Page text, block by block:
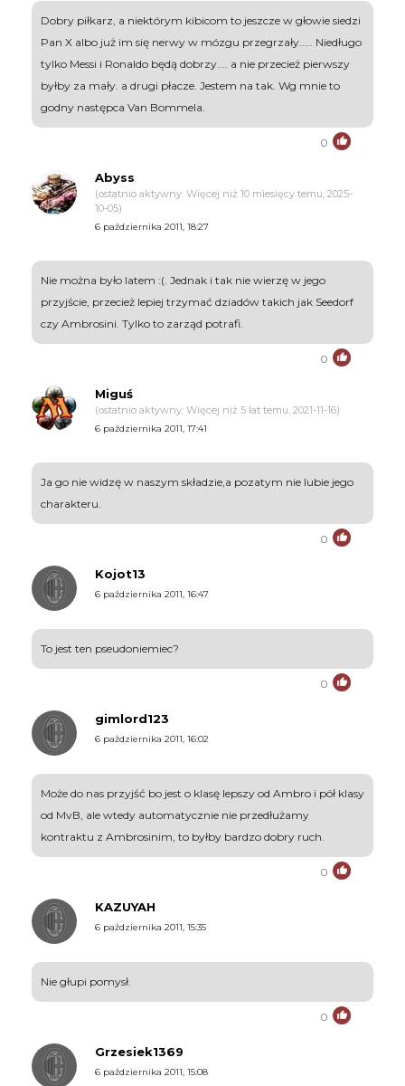
Dobry piłkarz, a niektórym kibicom to jeszcze w głowie siedzi
Pan X albo już im się nerwy w mózgu przegrzały..... Niedługo
tylko Messi i Ronaldo będą dobrzy.... a nie przecież pierwszy
byłby za mały. a drugi płacze. Jestem na tak. Wg mnie to
godny następca Van Bommela.
0
Abyss
(ostatnio aktywny: Więcej niż 10 miesięcy temu, 2025-
10-05)
6 października 2011, 18:27
Nie można było latem :(. Jednak i tak nie wierzę w jego
przyjście, przecież lepiej trzymać dziadów takich jak Seedorf
czy Ambrosini. Tylko to zarząd potrafi.
0
Miguś
(ostatnio aktywny: Więcej niż 5 lat temu, 2021-11-16)
6 października 2011, 17:41
Ja go nie widzę w naszym składzie,a pozatym nie lubie jego
charakteru.
0
Kojot13
6 października 2011, 16:47
To jest ten pseudoniemiec?
0
gimlord123
6 października 2011, 16:02
Może do nas przyjść bo jest o klasę lepszy od Ambro i pół klasy
od MvB, ale wtedy automatycznie nie przedłużamy
kontraktu z Ambrosinim, to byłby bardzo dobry ruch.
0
KAZUYAH
6 października 2011, 15:35
Nie głupi pomysł.
0
Grzesiek1369
6 października 2011, 15:08